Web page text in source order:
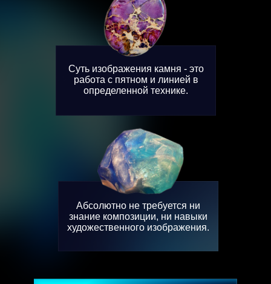
Суть изображения камня - это
работа с пятном и линией в
определенной технике.
Абсолютно не требуется ни
знание композиции, ни навыки
художественного изображения.